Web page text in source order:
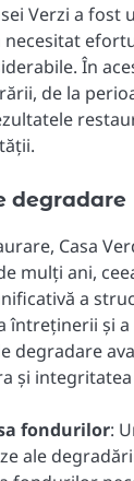
Verzi a fost
necesitat
În
de la
degradare
Casa
mulți ani,
a
întreținerii și
degradare
și
fondurilor:
ale